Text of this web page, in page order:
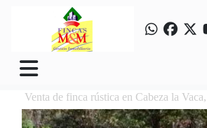
Venta de finca rústica en Cabeza la